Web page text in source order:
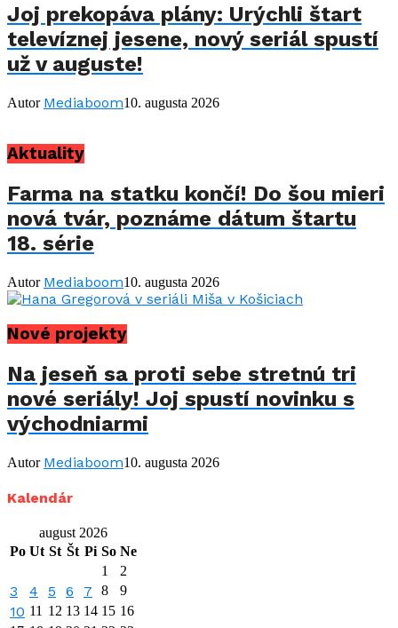
Joj prekopáva plány: Urýchli štart
televíznej jesene, nový seriál spustí
už v auguste!
Autor Mediaboom10. augusta 2026
Aktuality
Farma na statku končí! Do šou mieri
nová tvár, poznáme dátum štartu
18. série
Autor Mediaboom10. augusta 2026
Nové projekty
Na jeseň sa proti sebe stretnú tri
nové seriály! Joj spustí novinku s
východniarmi
Autor Mediaboom10. augusta 2026
Kalendár
august 2026
Po Ut St Št Pi So Ne
1
2
3 4 5 6 7 8 9
10 11 12 13 14 15 16